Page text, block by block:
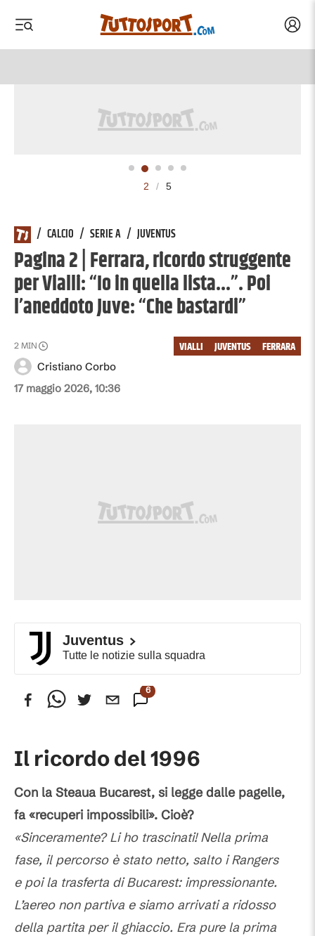
2 / 5
/ CALCIO / SERIE A / JUVENTUS
Pagina 2 | Ferrara, ricordo struggente
per Vialli: “Io in quella lista...”. Poi
l’aneddoto Juve: “Che bastardi”
17 maggio 2026, 10:36
Cristiano Corbo
2 MIN FERRARA
JUVENTUS
VIALLI
Juventus
Tutte le notizie sulla squadra
6
Il ricordo del 1996
Con la Steaua Bucarest, si legge dalle pagelle,
fa «recuperi impossibili». Cioè?
«Sinceramente? Li ho trascinati! Nella prima
fase, il percorso è stato netto, salto i Rangers
e poi la trasferta di Bucarest: impressionante.
L’aereo non partiva e siamo arrivati a ridosso
della partita per il ghiaccio. Era pure la prima